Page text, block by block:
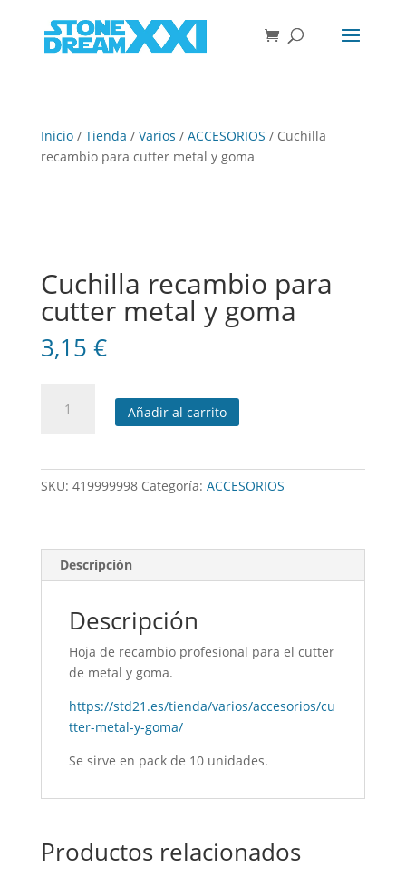
Inicio/ Tienda / Varios / ACCESORIOS / Cuchilla
recambio para cutter metal y goma
Cuchilla recambio para
cutter metal y goma
3,15 €
recambio
Añadir al carrito
SKU: 419999998 Categoría: ACCESORIOS
Descripción
Descripción
Hoja de recambio profesional para el cutter
de metal y goma.
https://std21.es/tienda/varios/accesorios/cu
tter-metal-y-goma/
Se sirve en pack de 10 unidades.
Productos relacionados